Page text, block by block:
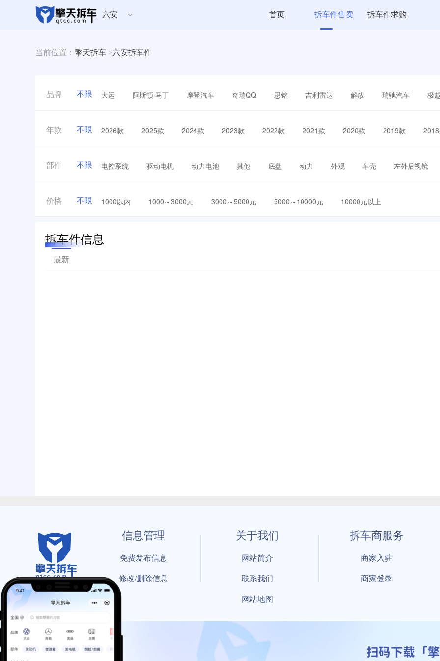
六安 首页 拆车件售卖 拆车件求购
当前位置： 擎天拆车 >六安拆车件
品牌 不限 大运 阿斯顿·马丁 摩登汽车 奇瑞QQ 思铭 吉利雷达 解放 瑞驰汽车 极
年款 不限 2026款 2025款 2024款 2023款 2022款 2021款 2020款 2019款
部件 不限 电控系统 驱动电机 动力电池 其他 底盘 动力 外观 车壳 左外后视镜
价格 不限 1000以内 1000～3000元 3000～5000元 5000～10000元 10000元以上
拆车件信息
最新
信息管理
免费发布信息
修改/删除信息
关于我们
网站简介
联系我们
网站地图
拆车商服务
商家入驻
商家登录
© 2021 By 擎天拆车-买卖拆车件，擎天拆车好省快 All Rights Reserved
工信部备案号：鲁ICP备18021004号-17 公安部备案号： 鲁公网安备